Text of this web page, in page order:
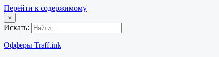
Перейти к содержимому
×
Искать:
Офферы Traff.ink